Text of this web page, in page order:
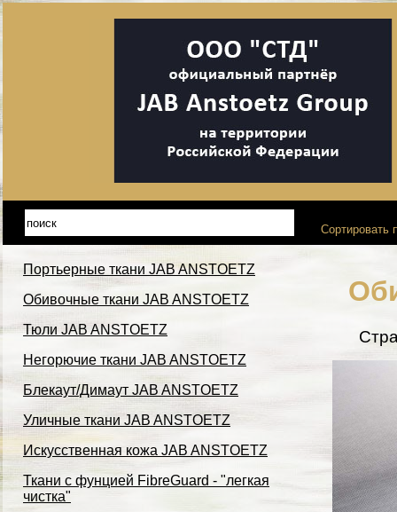
Портьерные ткани JAB ANSTOETZ
Обивочные ткани JAB ANSTOETZ
Тюли JAB ANSTOETZ
Негорючие ткани JAB ANSTOETZ
Блекаут/Димаут JAB ANSTOETZ
Уличные ткани JAB ANSTOETZ
Искусственная кожа JAB ANSTOETZ
Ткани с фунцией FibreGuard - "легкая
чистка"
Сортировать